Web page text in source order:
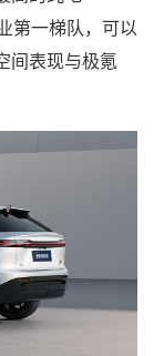
第一梯队，可以
间表现与极氪